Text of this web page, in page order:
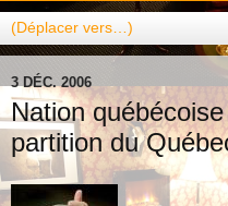
3 DÉC. 2006
Nation
partition du